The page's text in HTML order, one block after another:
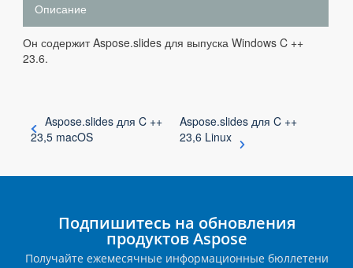
Описание
Он содержит Aspose.slides для выпуска Windows C ++
23.6.
Aspose.slides для C ++
23,5 macOS
Aspose.slides для C ++
23,6 Linux
Подпишитесь на обновления
продуктов Aspose
Получайте ежемесячные информационные бюллетени